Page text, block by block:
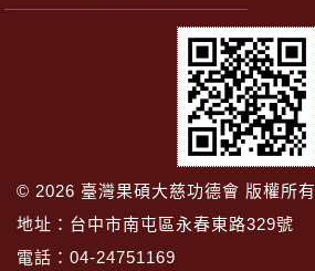
© 2026 臺灣果碩大慈功德會 版權所有
地址：台中市南屯區永春東路329號
電話：04-24751169